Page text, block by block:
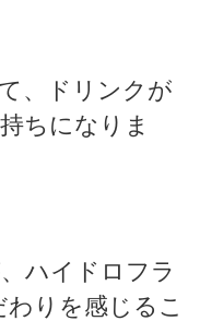
、ドリンクが
ちになりま
ハイドロフラ
りを感じるこ